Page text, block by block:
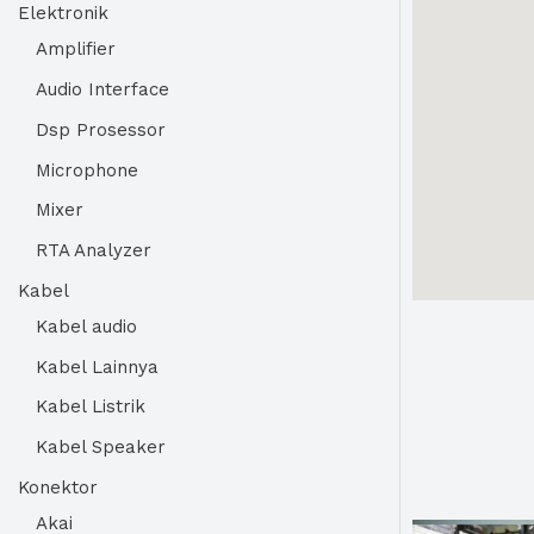
Elektronik
Amplifier
Audio Interface
Dsp Prosessor
Microphone
Mixer
RTA Analyzer
Kabel
Kabel audio
Kabel Lainnya
Kabel Listrik
Kabel Speaker
Konektor
Akai
Harga
Harga
Harga
Harga